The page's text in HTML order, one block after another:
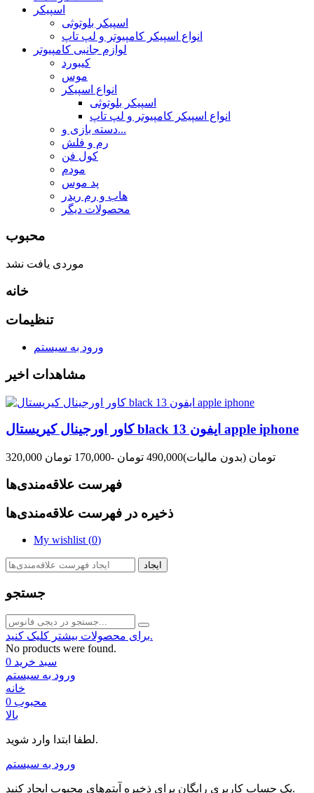
اسپیکر
اسپیکر بلوتوثی
انواع اسپیکر کامپیوتر و لپ تاپ
لوازم جانبی کامپیوتر
کیبورد
موس
انواع اسپیکر
اسپیکر بلوتوثی
انواع اسپیکر کامپیوتر و لپ تاپ
دسته بازی و...
رم و فلش
کول فن
مودم
پد موس
هاب و رم ریدر
محصولات دیگر
محبوب
موردی یافت نشد
خانه
تنظیمات
ورود به سیستم
مشاهدات اخیر
کاور اورجینال کیریستال black ایفون 13 apple iphone
320,000 تومان (بدون مالیات)490,000 تومان -170,000 تومان
فهرست علاقه‌مندی‌ها
ذخیره در فهرست علاقه‌مندی‌ها
My wishlist (0)
ایجاد
جستجو
برای محصولات بیشتر کلیک کنید.
No products were found.
سبد خرید 0
ورود به سیستم
خانه
محبوب 0
بالا
لطفا ابتدا وارد شوید.
ورود به سیستم
یک حساب کاربری رایگان برای ذخیره آیتم‌های محبوب ایجاد کنید.